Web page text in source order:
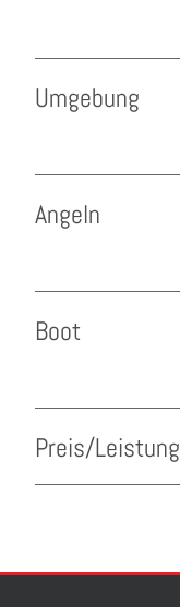
Umgebung
Angeln
Boot
Preis/Leistung